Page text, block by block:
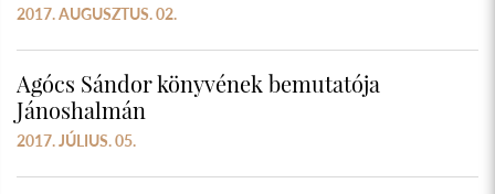
2017. AUGUSZTUS. 02.
Agócs Sándor könyvének bemutatója
Jánoshalmán
2017. JÚLIUS. 05.